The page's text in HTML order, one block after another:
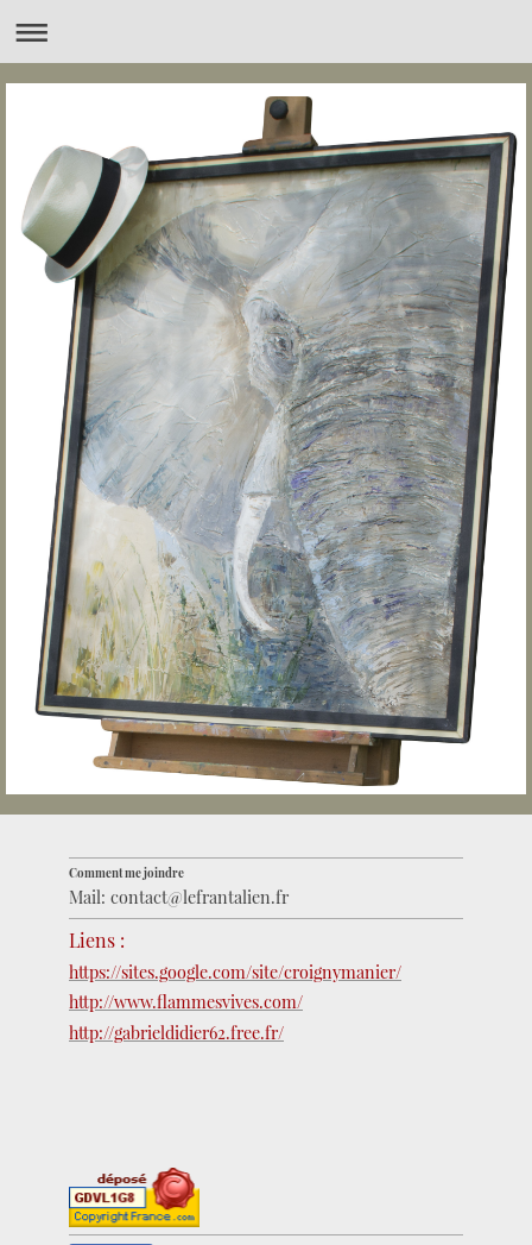
Comment me joindre
Mail: contact@lefrantalien.fr
Liens :
https://sites.google.com/site/croignymanier/
http://www.flammesvives.com/
http://gabrieldidier62.free.fr/